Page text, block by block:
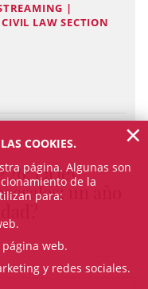
|
LAW SECTION
La ley
un año
COOKIES.
página. Algunas son
de la
para:
web.
y redes sociales.
×